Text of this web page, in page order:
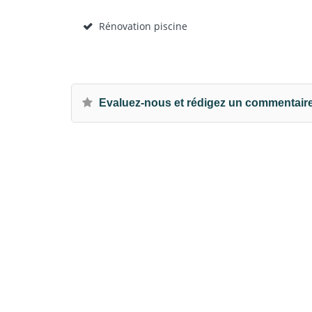
Rénovation piscine
Evaluez-nous et rédigez un